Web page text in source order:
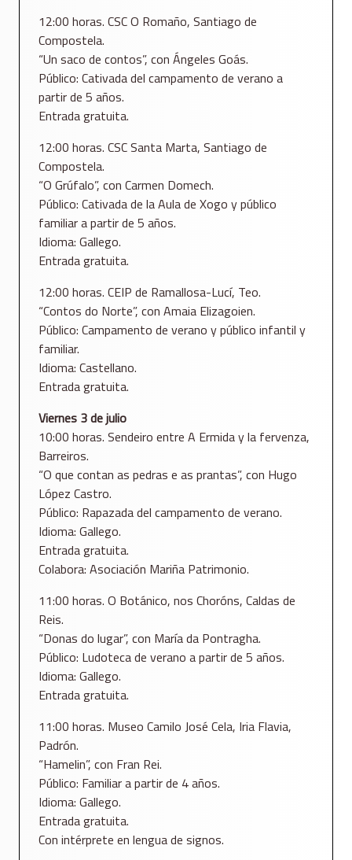
12:00 horas. CSC O Romaño, Santiago de
Compostela.
“Un saco de contos”, con Ángeles Goás.
Público: Cativada del campamento de verano a
partir de 5 años.
Entrada gratuita.
12:00 horas. CSC Santa Marta, Santiago de
Compostela.
“O Grúfalo”, con Carmen Domech.
Público: Cativada de la Aula de Xogo y público
familiar a partir de 5 años.
Idioma: Gallego.
Entrada gratuita.
12:00 horas. CEIP de Ramallosa-Lucí, Teo.
“Contos do Norte”, con Amaia Elizagoien.
Público: Campamento de verano y público infantil y
familiar.
Idioma: Castellano.
Entrada gratuita.
Viernes 3 de julio
10:00 horas. Sendeiro entre A Ermida y la fervenza,
Barreiros.
“O que contan as pedras e as prantas”, con Hugo
López Castro.
Público: Rapazada del campamento de verano.
Idioma: Gallego.
Entrada gratuita.
Colabora: Asociación Mariña Patrimonio.
11:00 horas. O Botánico, nos Choróns, Caldas de
Reis.
“Donas do lugar”, con María da Pontragha.
Público: Ludoteca de verano a partir de 5 años.
Idioma: Gallego.
Entrada gratuita.
11:00 horas. Museo Camilo José Cela, Iria Flavia,
Padrón.
“Hamelin”, con Fran Rei.
Público: Familiar a partir de 4 años.
Idioma: Gallego.
Entrada gratuita.
Con intérprete en lengua de signos.